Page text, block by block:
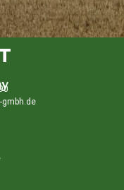
gmbh.de